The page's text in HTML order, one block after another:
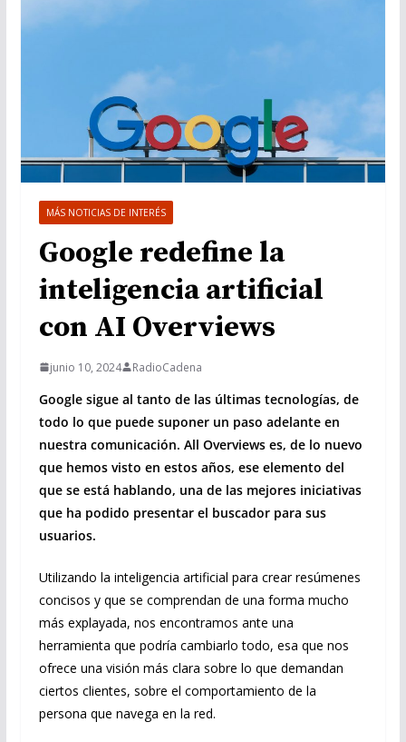
MÁS NOTICIAS DE INTERÉS
Google redefine la
inteligencia artificial
con AI Overviews
junio 10, 2024 RadioCadena
Google sigue al tanto de las últimas tecnologías, de
todo lo que puede suponer un paso adelante en
nuestra comunicación. All Overviews es, de lo nuevo
que hemos visto en estos años, ese elemento del
que se está hablando, una de las mejores iniciativas
que ha podido presentar el buscador para sus
usuarios.
Utilizando la inteligencia artificial para crear resúmenes
concisos y que se comprendan de una forma mucho
más explayada, nos encontramos ante una
herramienta que podría cambiarlo todo, esa que nos
ofrece una visión más clara sobre lo que demandan
ciertos clientes, sobre el comportamiento de la
persona que navega en la red.